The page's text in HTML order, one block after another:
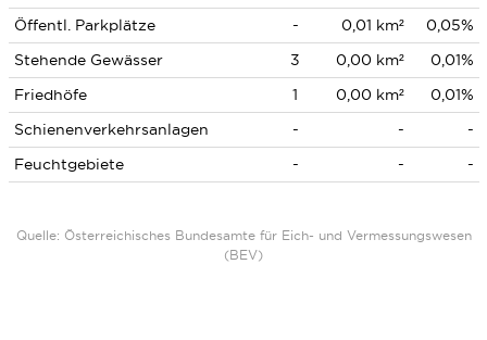
Öffentl. Parkplätze
- 0,01 km²
0,05%
Stehende Gewässer
3 0,00 km²
0,01%
Friedhöfe
1 0,00 km²
0,01%
Schienenverkehrsanlagen
- -
-
Feuchtgebiete
- - -
Quelle: Österreichisches Bundesamte für Eich- und Vermessungswesen
(BEV)